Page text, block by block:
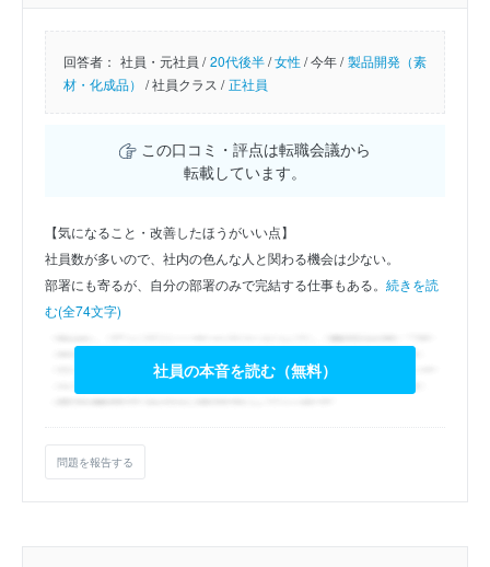
回答者： 社員・元社員 / 20代後半/女性/今年 / 製品開発（素
材・化成品） /社員クラス / 正社員
この口コミ・評点は転職会議から
転載しています。
【気になること・改善したほうがいい点】
社員数が多いので、社内の色んな人と関わる機会は少ない。
部署にも寄るが、自分の部署のみで完結する仕事もある。 続きを読
む(全74文字)
社員の本音を読む（無料）
問題を報告する